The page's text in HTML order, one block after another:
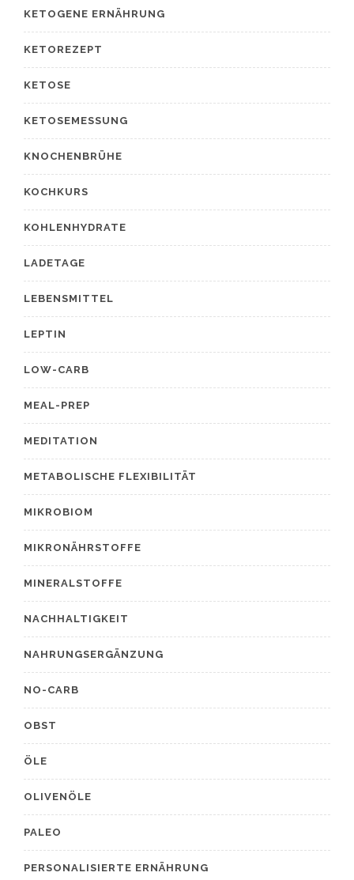
KETOGENE ERNÄHRUNG
KETOREZEPT
KETOSE
KETOSEMESSUNG
KNOCHENBRÜHE
KOCHKURS
KOHLENHYDRATE
LADETAGE
LEBENSMITTEL
LEPTIN
LOW-CARB
MEAL-PREP
MEDITATION
METABOLISCHE FLEXIBILITÄT
MIKROBIOM
MIKRONÄHRSTOFFE
MINERALSTOFFE
NACHHALTIGKEIT
NAHRUNGSERGÄNZUNG
NO-CARB
OBST
ÖLE
OLIVENÖLE
PALEO
PERSONALISIERTE ERNÄHRUNG